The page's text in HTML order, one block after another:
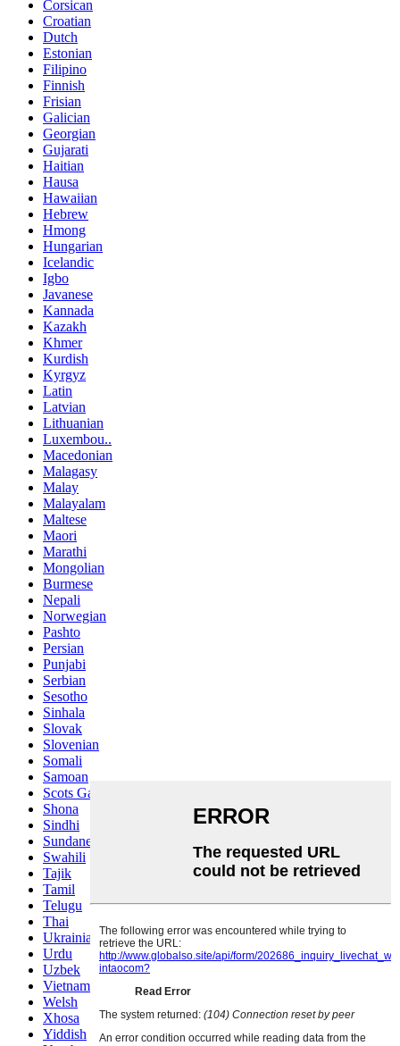
Corsican
Croatian
Dutch
Estonian
Filipino
Finnish
Frisian
Galician
Georgian
Gujarati
Haitian
Hausa
Hawaiian
Hebrew
Hmong
Hungarian
Icelandic
Igbo
Javanese
Kannada
Kazakh
Khmer
Kurdish
Kyrgyz
Latin
Latvian
Lithuanian
Luxembou..
Macedonian
Malagasy
Malay
Malayalam
Maltese
Maori
Marathi
Mongolian
Burmese
Nepali
Norwegian
Pashto
Persian
Punjabi
Serbian
Sesotho
Sinhala
Slovak
Slovenian
Somali
Samoan
Scots Gaelic
Shona
Sindhi
Sundanese
Swahili
Tajik
Tamil
Telugu
Thai
Ukrainian
Urdu
Uzbek
Vietnamese
Welsh
Xhosa
Yiddish